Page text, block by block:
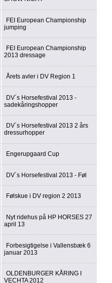
FEI European Championship
jumping
FEI European Championship
2013 dressage
Årets avler i DV Region 1
DV´s Horsefestival 2013 -
sadekåringshopper
DV´s Horsefestival 2013 2 års
dressurhopper
Engerupgaard Cup
DV´s Horsefestival 2013 - Føl
Følskue i DV region 2 2013
Nyt ridehus på HP HORSES 27
april 13
Forbesigtigelse i Vallensbæk 6
januar 2013
OLDENBURGER KÅRING I
VECHTA 2012